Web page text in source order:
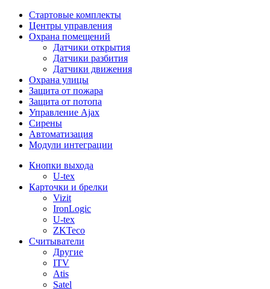
Стартовые комплекты
Центры управления
Охрана помещений
Датчики открытия
Датчики разбития
Датчики движения
Охрана улицы
Защита от пожара
Защита от потопа
Управление Ajax
Сирены
Автоматизация
Модули интеграции
Кнопки выхода
U-tex
Карточки и брелки
Vizit
IronLogic
U-tex
ZKTeco
Считыватели
Другие
ITV
Atis
Satel